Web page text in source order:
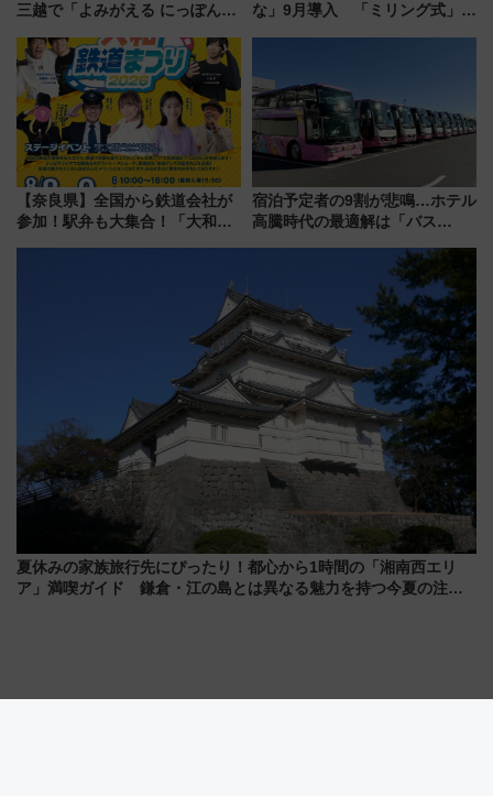
三越で「よみがえる にっぽんの
敬の名作写真も、駅弁フェスも
同時開催！
な」9月導入 「ミリング式」採
貢献するだけでなく、全線区で
活躍するための仕組みも
【奈良県】全国から鉄道会社が
参加！駅弁も大集合！「大和鉄
宿泊予定者の9割が悲鳴…ホテル
高騰時代の最適解は「バス
した、推し活遠征や観光時のリ
夏休みの家族旅行先にぴったり！都心から1時間の「湘南西エリ
ア」満喫ガイド 鎌倉・江の島とは異なる魅力を持つ今夏の注目